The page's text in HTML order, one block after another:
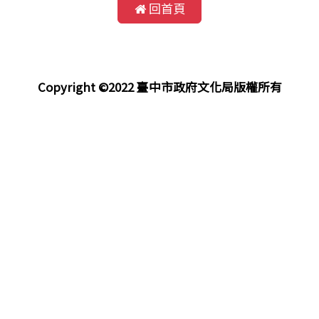
回首頁
Copyright ©2022 臺中市政府文化局版權所有